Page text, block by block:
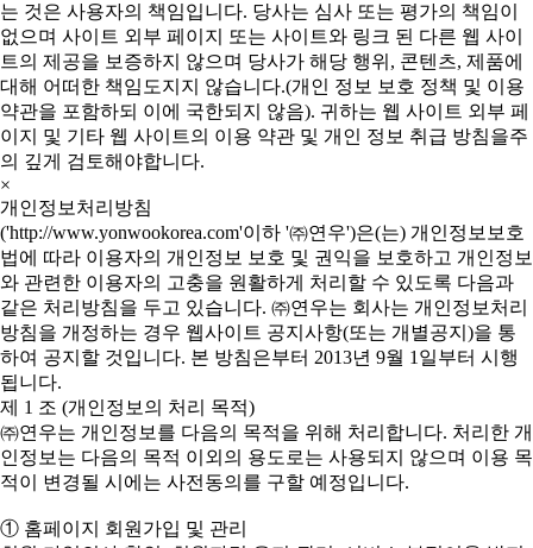
는 것은 사용자의 책임입니다. 당사는 심사 또는 평가의 책임이
없으며 사이트 외부 페이지 또는 사이트와 링크 된 다른 웹 사이
트의 제공을 보증하지 않으며 당사가 해당 행위, 콘텐츠, 제품에
대해 어떠한 책임도지지 않습니다.(개인 정보 보호 정책 및 이용
약관을 포함하되 이에 국한되지 않음). 귀하는 웹 사이트 외부 페
이지 및 기타 웹 사이트의 이용 약관 및 개인 정보 취급 방침을주
의 깊게 검토해야합니다.
×
개인정보처리방침
('http://www.yonwookorea.com'이하 '㈜연우')은(는) 개인정보보호
법에 따라 이용자의 개인정보 보호 및 권익을 보호하고 개인정보
와 관련한 이용자의 고충을 원활하게 처리할 수 있도록 다음과
같은 처리방침을 두고 있습니다. ㈜연우는 회사는 개인정보처리
방침을 개정하는 경우 웹사이트 공지사항(또는 개별공지)을 통
하여 공지할 것입니다. 본 방침은부터 2013년 9월 1일부터 시행
됩니다.
제 1 조 (개인정보의 처리 목적)
㈜연우는 개인정보를 다음의 목적을 위해 처리합니다. 처리한 개
인정보는 다음의 목적 이외의 용도로는 사용되지 않으며 이용 목
적이 변경될 시에는 사전동의를 구할 예정입니다.
① 홈페이지 회원가입 및 관리